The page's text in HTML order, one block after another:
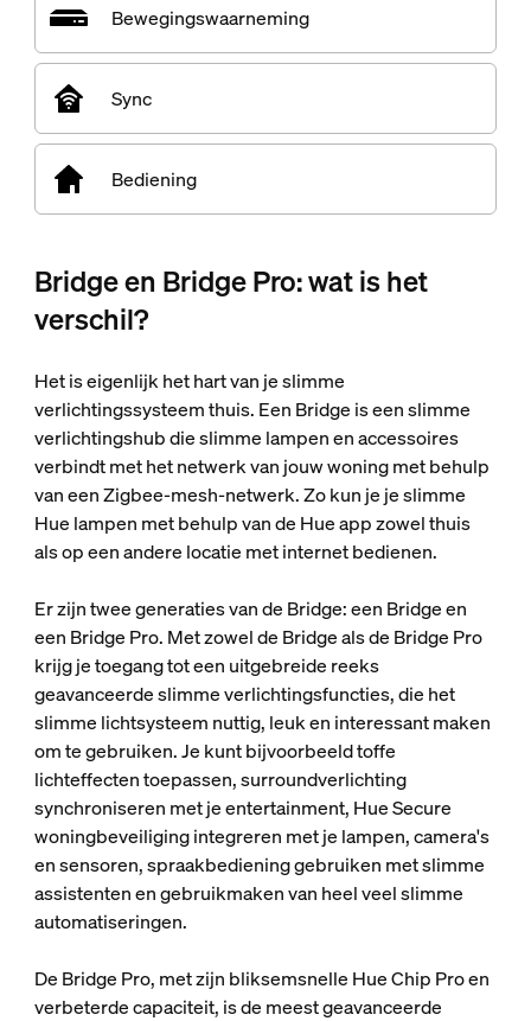
Bewegingswaarneming
Sync
Bediening
Bridge en Bridge Pro: wat is het
verschil?
Het is eigenlijk het hart van je slimme
verlichtingssysteem thuis. Een Bridge is een slimme
verlichtingshub die slimme lampen en accessoires
verbindt met het netwerk van jouw woning met behulp
van een Zigbee-mesh-netwerk. Zo kun je je slimme
Hue lampen met behulp van de Hue app zowel thuis
als op een andere locatie met internet bedienen.
Er zijn twee generaties van de Bridge: een Bridge en
een Bridge Pro. Met zowel de Bridge als de Bridge Pro
krijg je toegang tot een uitgebreide reeks
geavanceerde slimme verlichtingsfuncties, die het
slimme lichtsysteem nuttig, leuk en interessant maken
om te gebruiken. Je kunt bijvoorbeeld toffe
lichteffecten toepassen, surroundverlichting
synchroniseren met je entertainment, Hue Secure
woningbeveiliging integreren met je lampen, camera's
en sensoren, spraakbediening gebruiken met slimme
assistenten en gebruikmaken van heel veel slimme
automatiseringen.
De Bridge Pro, met zijn bliksemsnelle Hue Chip Pro en
verbeterde capaciteit, is de meest geavanceerde